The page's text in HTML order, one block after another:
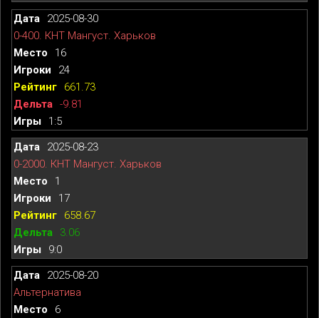
2025-08-30
0-400. КНТ Мангуст. Харьков
16
24
661.73
-9.81
1:5
2025-08-23
0-2000. КНТ Мангуст. Харьков
1
17
658.67
3.06
9:0
2025-08-20
Альтернатива
6